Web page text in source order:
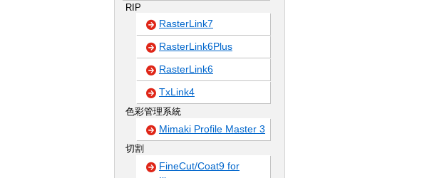
RIP
RasterLink7
RasterLink6Plus
RasterLink6
TxLink4
色彩管理系統
Mimaki Profile Master 3
切割
FineCut/Coat9 for